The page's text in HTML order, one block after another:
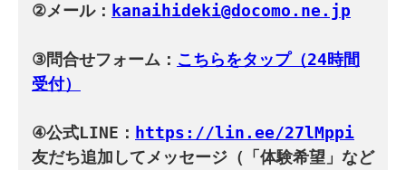
②メール： kanaihideki@docomo.ne.jp
③問合せフォーム： こちらをタップ（24時間
受付）
④公式LINE： https://lin.ee/27lMppi
友だち追加してメッセージ（「体験希望」など